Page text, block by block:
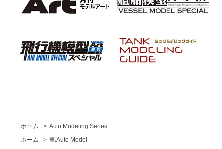
ホーム > Auto Modeling Series
ホーム
> 車/Auto Model